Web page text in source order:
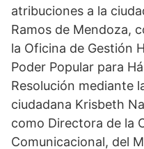
atribuciones a la
Ramos de Mendoza,
la Oficina de Gestión
Poder Popular para
Resolución mediante
ciudadana Krisbeth
como Directora de la
Comunicacional, del